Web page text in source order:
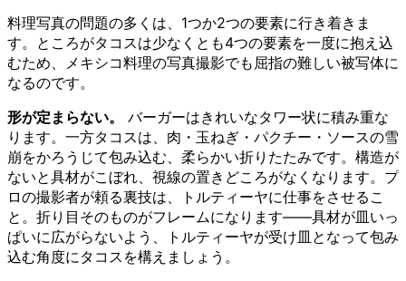
料理写真の問題の多くは、1つか2つの要素に行き着きま
す。ところがタコスは少なくとも4つの要素を一度に抱え込
むため、メキシコ料理の写真撮影でも屈指の難しい被写体に
なるのです。
形が定まらない。
バーガーはきれいなタワー状に積み重な
ります。一方タコスは、肉・玉ねぎ・パクチー・ソースの雪
崩をかろうじて包み込む、柔らかい折りたたみです。構造が
ないと具材がこぼれ、視線の置きどころがなくなります。プ
ロの撮影者が頼る裏技は、トルティーヤに仕事をさせるこ
と。折り目そのものがフレームになります——具材が皿いっ
ぱいに広がらないよう、トルティーヤが受け皿となって包み
込む角度にタコスを構えましょう。